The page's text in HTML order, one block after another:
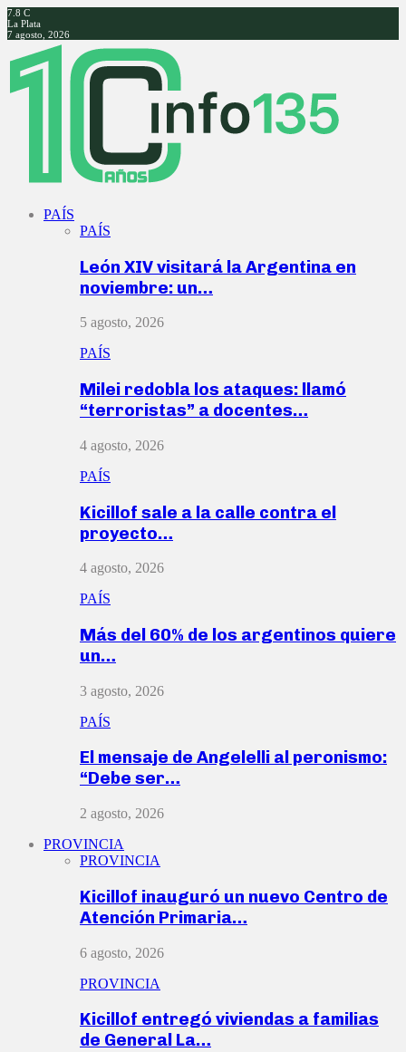
7.8 C
La Plata
7 agosto, 2026
Facebook
Twitter
Instagram
Youtube
PAÍS
PAÍS
León XIV visitará la Argentina en
noviembre: un…
5 agosto, 2026
PAÍS
Milei redobla los ataques: llamó
“terroristas” a docentes…
4 agosto, 2026
PAÍS
Kicillof sale a la calle contra el
proyecto…
4 agosto, 2026
PAÍS
Más del 60% de los argentinos quiere
un…
3 agosto, 2026
PAÍS
El mensaje de Angelelli al peronismo:
“Debe ser…
2 agosto, 2026
PROVINCIA
PROVINCIA
Kicillof inauguró un nuevo Centro de
Atención Primaria…
6 agosto, 2026
PROVINCIA
Kicillof entregó viviendas a familias
de General La…